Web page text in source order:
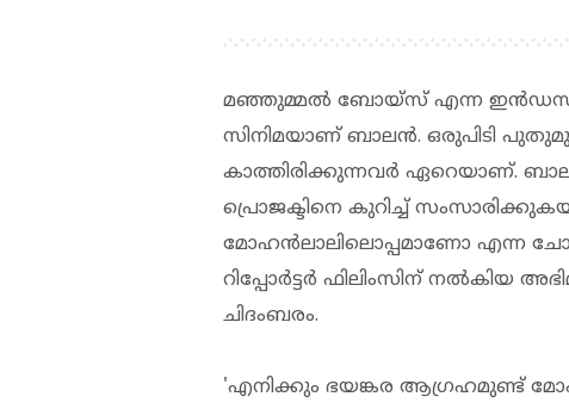
മഞ്ഞുമ്മല്‍ ബോയ്സ് എന്ന ഇന്‍ഡസ്ട്രി
സിനിമയാണ് ബാലന്‍. ഒരുപിടി
കാത്തിരിക്കുന്നവര്‍ ഏറെയാണ്.
പ്രൊജക്ടിനെ കുറിച്ച്
മോഹന്‍ലാലിലൊപ്പമാണോ എന്ന
റിപ്പോര്‍ട്ടര്‍ ഫിലിംസിന് നല്‍കിയ
ചിദംബരം.
'എനിക്കും ഭയങ്കര ആഗ്രഹമുണ്ട്